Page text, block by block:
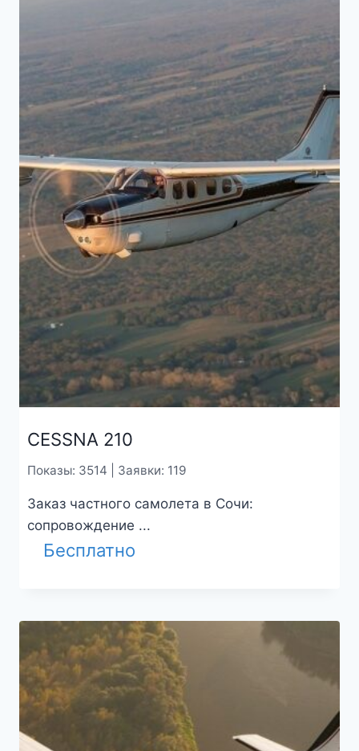
СESSNA 210
Показы: 3514 | Заявки: 119
Заказ частного самолета в Сочи:
сопровождение ...
Бесплатно